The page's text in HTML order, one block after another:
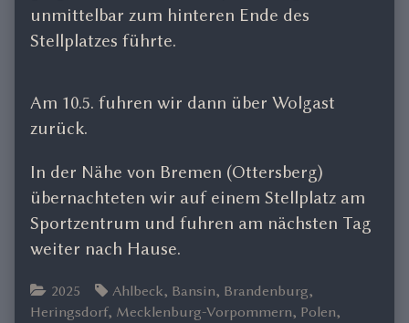
unmittelbar zum hinteren Ende des
Stellplatzes führte.
Am 10.5. fuhren wir dann über Wolgast
zurück.
In der Nähe von Bremen (Ottersberg)
übernachteten wir auf einem Stellplatz am
Sportzentrum und fuhren am nächsten Tag
weiter nach Hause.
Categories
2025 Tags
Ahlbeck, Bansin, Brandenburg,
Heringsdorf, Mecklenburg-Vorpommern, Polen,